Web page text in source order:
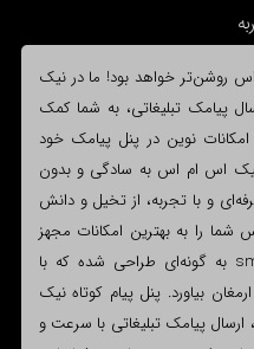
روشن‌تر خواهد بود! ما در نیک
پیامک تبلیغاتی، به شما کمک
امکانات نوین در پنل پیامک خود
نیک اس ام اس به سادگی و بدون
و با تجربه، از تخیل و دانش
را به بهترین امکانات مجهز
کنیم. در نیک اس ام اس، ارسال sms به گونه‌ای طراحی شده که با
بیاورد. پنل پیام کوتاه نیک
ارسال پیامک تبلیغاتی با سرعت و